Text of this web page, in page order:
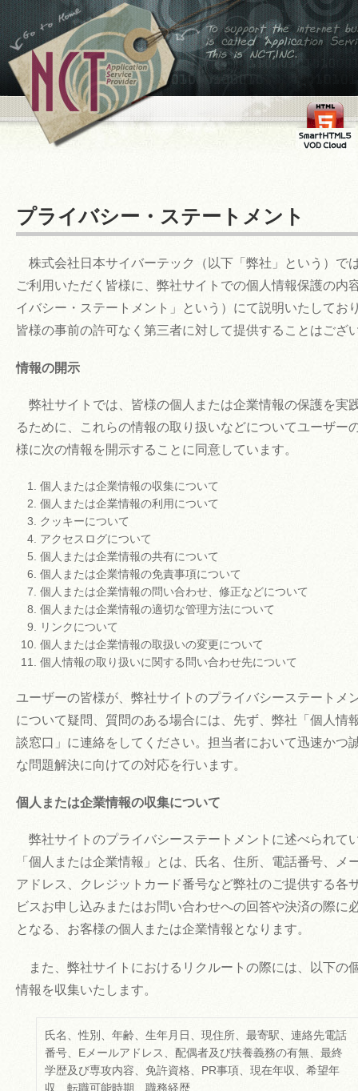
←ホームへ
To support the internet
business,is called
Application Service
Provider This is
NCT,INC.
VOD Cloud
プライバシー・ステートメント
株式会社日本サイバーテック（以下「弊社」という）
ご利用いただく皆様に、弊社サイトでの個人情報保護の
イバシー・ステートメント」という）にて説明いたして
皆様の事前の許可なく第三者に対して提供することはござ
情報の開示
弊社サイトでは、皆様の個人または企業情報の保護を実
るために、これらの情報の取り扱いなどについてユーザー
様に次の情報を開示することに同意しています。
個人または企業情報の収集について
個人または企業情報の利用について
クッキーについて
アクセスログについて
個人または企業情報の共有について
個人または企業情報の免責事項について
個人または企業情報の問い合わせ、修正などについて
個人または企業情報の適切な管理方法について
リンクについて
個人または企業情報の取扱いの変更について
個人情報の取り扱いに関する問い合わせ先について
ユーザーの皆様が、弊社サイトのプライバシーステートメ
について疑問、質問のある場合には、先ず、弊社「個人情
談窓口」に連絡をしてください。担当者において迅速かつ
な問題解決に向けての対応を行います。
個人または企業情報の収集について
弊社サイトのプライバシーステートメントに述べられて
「個人または企業情報」とは、氏名、住所、電話番号、メ
アドレス、クレジットカード番号など弊社のご提供する各
ビスお申し込みまたはお問い合わせへの回答や決済の際に
となる、お客様の個人または企業情報となります。
また、弊社サイトにおけるリクルートの際には、以下の
情報を収集いたします。
氏名、性別、年齢、生年月日、現住所、最寄駅、連絡先電話
番号、Eメールアドレス、配偶者及び扶養義務の有無、最終
学歴及び専攻内容、免許資格、PR事項、現在年収、希望年
収、転職可能時期、職務経歴